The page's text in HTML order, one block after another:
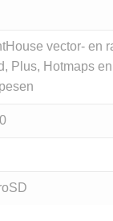
vector- en
Plus, Hotmaps